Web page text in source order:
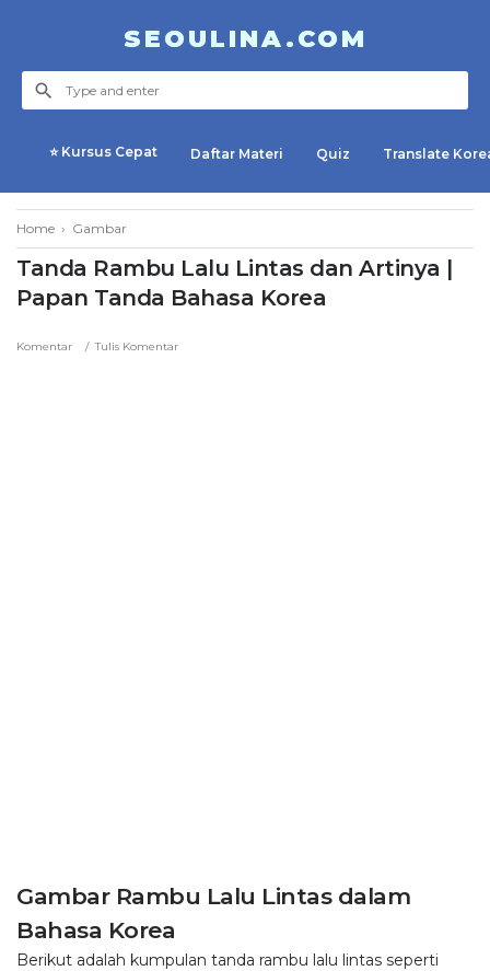
SEOULINA.COM
⭐ Kursus Cepat Daftar Materi Quiz Translate
Home › Gambar
Tanda Rambu Lalu Lintas dan Artinya |
Papan Tanda Bahasa Korea
Komentar Tulis Komentar
Gambar Rambu Lalu Lintas dalam
Bahasa Korea
Berikut adalah kumpulan tanda rambu lalu lintas seperti